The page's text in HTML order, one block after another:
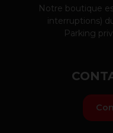
Notre boutique
interruptions)
Parking